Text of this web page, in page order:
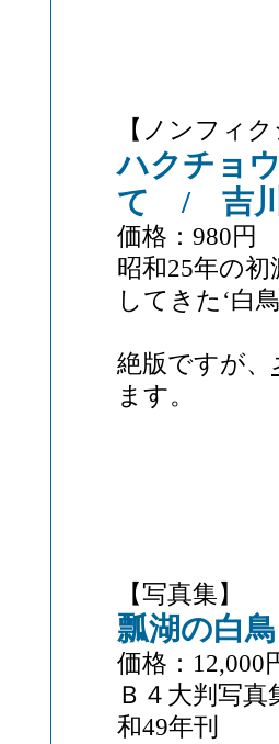
【ノンフィ
ハクチョ
て / 吉川
価格：980円
昭和25年の
してきた‘白
絶版ですが、
ます。
【写真集】
瓢湖の白
価格：12,000
Ｂ４大判写
和49年刊